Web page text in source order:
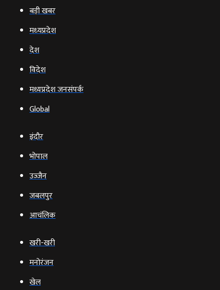
बड़ी खबर
मध्‍यप्रदेश
देश
विदेश
मध्यप्रदेश जनसंपर्क
Global
इंदौर
भोपाल
उज्‍जैन
जबलपुर
आचंलिक
खरी-खरी
मनोरंजन
खेल